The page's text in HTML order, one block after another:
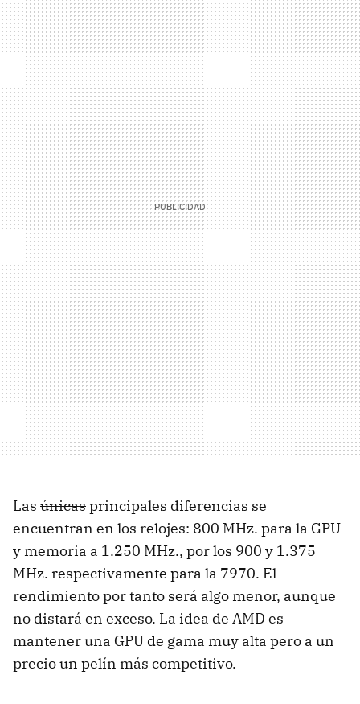
Las únicasprincipales diferencias se
encuentran en los relojes: 800 MHz. para la GPU
y memoria a 1.250 MHz., por los 900 y 1.375
MHz. respectivamente para la 7970. El
rendimiento por tanto será algo menor, aunque
no distará en exceso. La idea de AMD es
mantener una GPU de gama muy alta pero a un
precio un pelín más competitivo.